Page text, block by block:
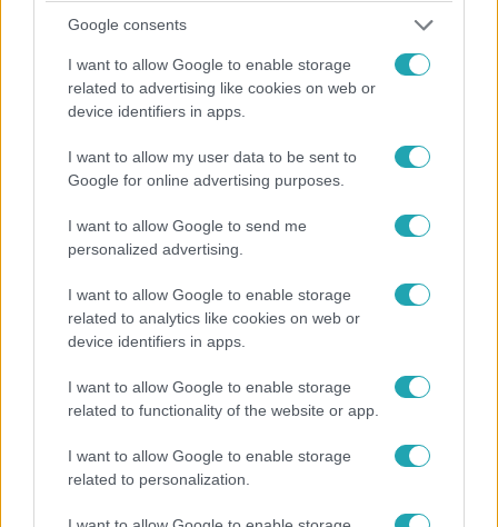
Google consents
I want to allow Google to enable storage
related to advertising like cookies on web or
device identifiers in apps.
I want to allow my user data to be sent to
Google for online advertising purposes.
I want to allow Google to send me
personalized advertising.
I want to allow Google to enable storage
related to analytics like cookies on web or
device identifiers in apps.
I want to allow Google to enable storage
related to functionality of the website or app.
I want to allow Google to enable storage
related to personalization.
magas részvétel miatt azonban ez az eddigi legrosszabb,
2024. június 8. 14:15
Magyar Péter: Sokszor hibáztam, más lettem az
út végére
Rendkívül hosszú beszéddel zárta a kampányt a Hősök
terén tartott tömeggyűlésen Magyar Péter, aki Varga
Judit miniszter volt férjéből politikai tényező lett az
menekültválság óta „rettegésben tartja a népét”,
miközben a kormány maga telepít be bevándorlókat, akik